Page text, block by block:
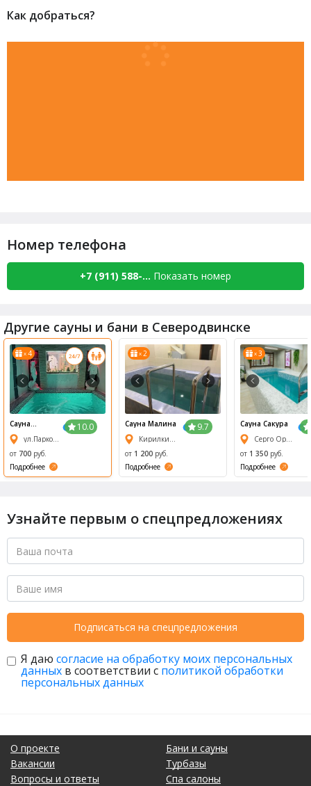
Как добраться?
Номер телефона
+7 (911) 588-... Показать номер
Другие сауны и бани в Северодвинске
x4
1/6
2/6
3/6
4/6
5/6
6/6
10.0
Сауна
Двинские
зори
ул.Парковая, 15а
от 700 руб.
Подробнее
x2
9.7
Сауна Малина
Кирилкина, 8Б
от 1 200 руб.
Подробнее
x3
Сауна Сакура
Серго Орджоникидзе, 8
от 1 350 руб.
Подробнее
Узнайте первым о спецпредложениях
Подписаться на спецпредложения
Я даю согласие на обработку моих персональных
данных в соответствии с политикой обработки
персональных данных
О проекте
Вакансии
Вопросы и ответы
Бани и сауны
Турбазы
Спа салоны